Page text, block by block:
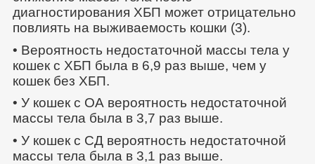
диагностирования ХБП может отрицательно
повлиять на выживаемость кошки (3).
• Вероятность недостаточной массы тела у
кошек с ХБП была в 6,9 раз выше, чем у
кошек без ХБП.
• У кошек с ОА вероятность недостаточной
массы тела была в 3,7 раз выше.
• У кошек с СД вероятность недостаточной
массы тела была в 3,1 раз выше.